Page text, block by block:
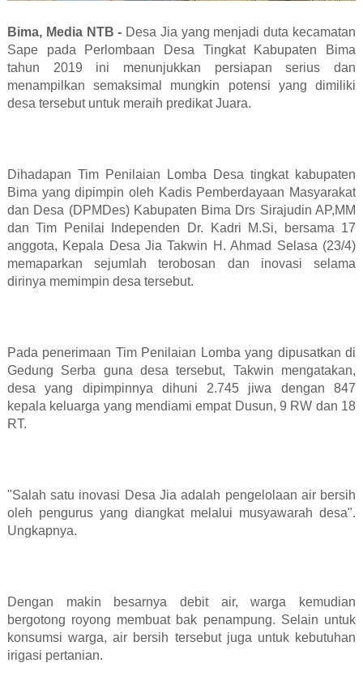
Bima, Media NTB - Desa Jia yang menjadi duta kecamatan
Sape pada Perlombaan Desa Tingkat Kabupaten Bima
tahun 2019 ini menunjukkan persiapan serius dan
menampilkan semaksimal mungkin potensi yang dimiliki
desa tersebut untuk meraih predikat Juara.
Dihadapan Tim Penilaian Lomba Desa tingkat kabupaten
Bima yang dipimpin oleh Kadis Pemberdayaan Masyarakat
dan Desa (DPMDes) Kabupaten Bima Drs Sirajudin AP,MM
dan Tim Penilai Independen Dr. Kadri M.Si, bersama 17
anggota, Kepala Desa Jia Takwin H. Ahmad Selasa (23/4)
memaparkan sejumlah terobosan dan inovasi selama
dirinya memimpin desa tersebut.
Pada penerimaan Tim Penilaian Lomba yang dipusatkan di
Gedung Serba guna desa tersebut, Takwin mengatakan,
desa yang dipimpinnya dihuni 2.745 jiwa dengan 847
kepala keluarga yang mendiami empat Dusun, 9 RW dan 18
RT.
"Salah satu inovasi Desa Jia adalah pengelolaan air bersih
oleh pengurus yang diangkat melalui musyawarah desa".
Ungkapnya.
Dengan makin besarnya debit air, warga kemudian
bergotong royong membuat bak penampung. Selain untuk
konsumsi warga, air bersih tersebut juga untuk kebutuhan
irigasi pertanian.